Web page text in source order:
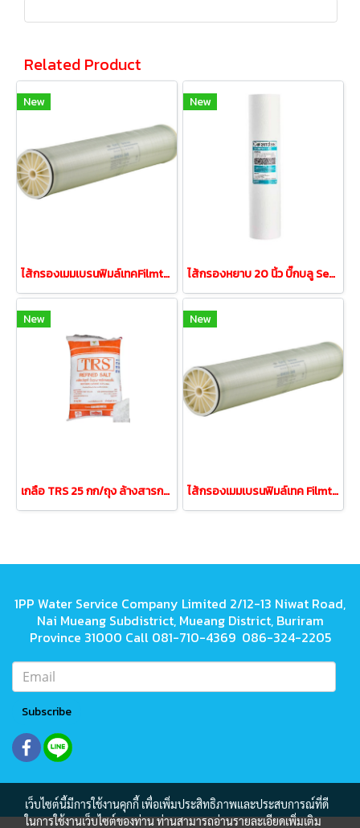
Related Product
New
ไส้กรองเมมเบรนฟิมล์เทคFilmtec BW30-400iG (คุณภาพสูง)
New
ไส้กรองหยาบ 20 นิ้ว บิ๊กบลู Sediment Bigblue 5 Micron
New
เกลือ TRS 25 กก/ถุง ล้างสารกรองเรซิ่นและสระว่ายน้ำ
New
ไส้กรองเมมเบรนฟิมล์เทค Filmtec BW30-400 (คุณภาพสูง)
1PP Water Service Company Limited 2/12-13 Niwat Road,
Nai Mueang Subdistrict, Mueang District, Buriram
Province 31000 Call 081-710-4369 086-324-2205
Subscribe
เว็บไซต์นี้มีการใช้งานคุกกี้ เพื่อเพิ่มประสิทธิภาพและประสบการณ์ที่ดี
ในการใช้งานเว็บไซต์ของท่าน ท่านสามารถอ่านรายละเอียดเพิ่มเติม